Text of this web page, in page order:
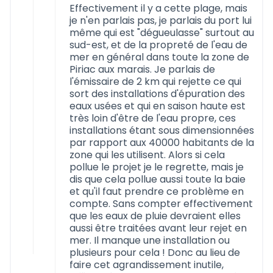
Effectivement il y a cette plage, mais
je n'en parlais pas, je parlais du port lui
même qui est "dégueulasse" surtout au
sud-est, et de la propreté de l'eau de
mer en général dans toute la zone de
Piriac aux marais. Je parlais de
l'émissaire de 2 km qui rejette ce qui
sort des installations d'épuration des
eaux usées et qui en saison haute est
très loin d'être de l'eau propre, ces
installations étant sous dimensionnées
par rapport aux 40000 habitants de la
zone qui les utilisent. Alors si cela
pollue le projet je le regrette, mais je
dis que cela pollue aussi toute la baie
et qu'il faut prendre ce problème en
compte. Sans compter effectivement
que les eaux de pluie devraient elles
aussi être traitées avant leur rejet en
mer. Il manque une installation ou
plusieurs pour cela ! Donc au lieu de
faire cet agrandissement inutile,